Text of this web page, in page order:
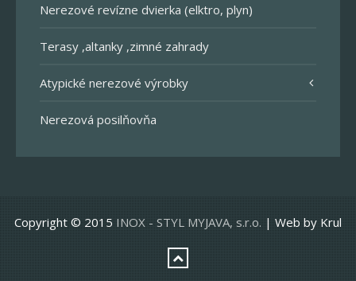
Nerezové revízne dvierka (elktro, plyn)
Terasy ,altanky ,zimné zahrady
Atypické nerezové výrobky
Nerezová posilňovňa
Copyright © 2015 INOX - STYL MYJAVA, s.r.o. | Web by Krul